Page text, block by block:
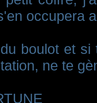
occupera
boulot et
ne te